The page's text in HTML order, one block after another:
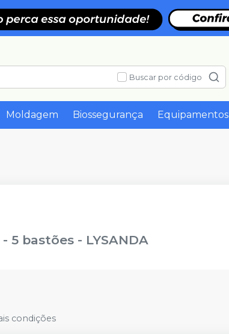
Buscar por código
Moldagem Biossegurança Equipamentos
5 bastões - LYSANDA
condições